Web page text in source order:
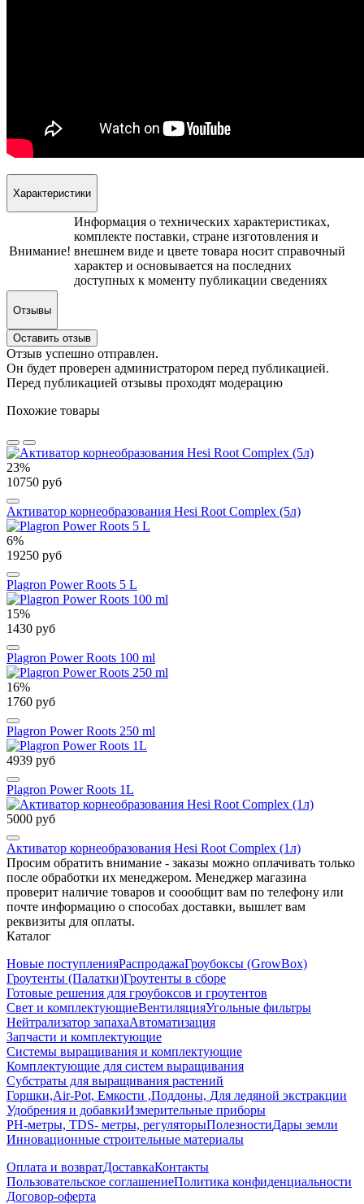
Характеристики
Внимание!
Информация о технических характеристиках,
комплекте поставки, стране изготовления и
внешнем виде и цвете товара носит справочный
характер и основывается на последних
доступных к моменту публикации сведениях
Отзывы
Оставить отзыв
Отзыв успешно отправлен.
Он будет проверен администратором перед публикацией.
Перед публикацией отзывы проходят модерацию
Похожие товары
23%
10750 руб
Активатор корнеобразования Hesi Root Complex (5л)
6%
19250 руб
Plagron Power Roots 5 L
15%
1430 руб
Plagron Power Roots 100 ml
16%
1760 руб
Plagron Power Roots 250 ml
4939 руб
Plagron Power Roots 1L
5000 руб
Активатор корнеобразования Hesi Root Complex (1л)
Просим обратить внимание - заказы можно оплачивать только
после обработки их менеджером. Менеджер магазина
проверит наличие товаров и соообщит вам по телефону или
почте информацию о способах доставки, вышлет вам
реквизиты для оплаты.
Каталог
Новые поступленияРаспродажаГроубоксы (GrowBox)
Гроутенты (Палатки)Гроутенты в сборе
Готовые решения для гроубоксов и гроутентов
Свет и комплектующиеВентиляцияУгольные фильтры
Нейтрализатор запахаАвтоматизация
Запчасти и комплектующие
Системы выращивания и комплектующие
Комплектующие для систем выращивания
Субстраты для выращивания растений
Горшки,Air-Pot, Емкости ,Поддоны, Для ледяной экстракции
Удобрения и добавкиИзмерительные приборы
РН-метры, TDS- метры, регуляторыПолезностиДары земли
Инновационные строительные материалы
Оплата и возвратДоставкаКонтакты
Пользовательское соглашениеПолитика конфиденциальности
Договор-оферта